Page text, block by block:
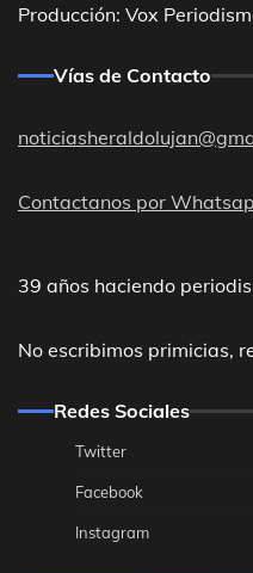
Producción: Vox
Vías de Contacto
Contactanos por
39 años haciendo
No escribimos primicias,
Redes Sociales
Twitter
Facebook
Instagram